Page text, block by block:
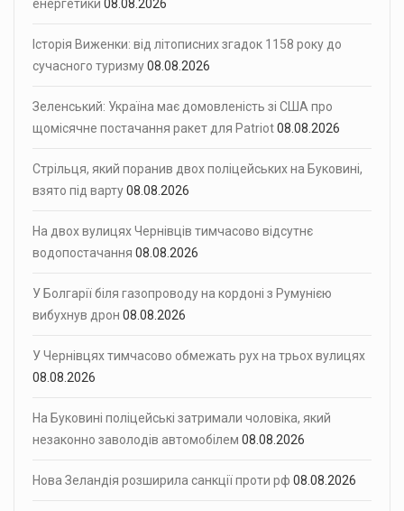
енергетики 08.08.2026
Історія Виженки: від літописних згадок 1158 року до
сучасного туризму08.08.2026
Зеленський: Україна має домовленість зі США про
щомісячне постачання ракет для Patriot08.08.2026
Стрільця, який поранив двох поліцейських на Буковині,
взято під варту08.08.2026
На двох вулицях Чернівців тимчасово відсутнє
водопостачання 08.08.2026
У Болгарії біля газопроводу на кордоні з Румунією
вибухнув дрон 08.08.2026
У Чернівцях тимчасово обмежать рух на трьох вулицях
08.08.2026
На Буковині поліцейські затримали чоловіка, який
незаконно заволодів автомобілем 08.08.2026
Нова Зеландія розширила санкції проти рф 08.08.2026